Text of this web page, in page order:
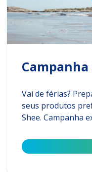
Vai de férias?
seus produtos
Shee. Campanha